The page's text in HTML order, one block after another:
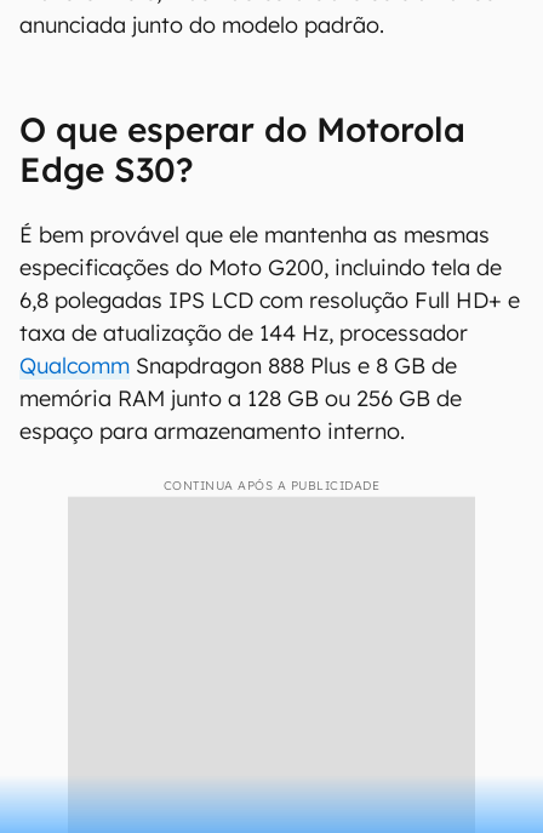
anunciada junto do modelo padrão.
O que esperar do Motorola
Edge S30?
É bem provável que ele mantenha as mesmas
especificações do Moto G200, incluindo tela de
6,8 polegadas IPS LCD com resolução Full HD+ e
taxa de atualização de 144 Hz, processador
Qualcomm Snapdragon 888 Plus e 8 GB de
memória RAM junto a 128 GB ou 256 GB de
espaço para armazenamento interno.
CONTINUA APÓS A PUBLICIDADE